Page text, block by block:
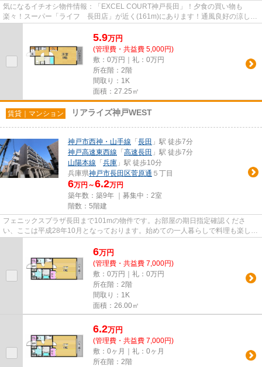
気になるイチオシ物件情報：「EXCEL COURT神戸長田」！夕食の買い物も
楽々！スーパー「ライフ 長田店」が近く(161m)にあります！通風良好の涼しく
5.9万円
(管理費・共益費 5,000円)
敷：0万円｜礼：0万円
所在階：2階
間取り：1K
面積：27.25㎡
賃貸｜マンション リアライズ神戸WEST
神戸市西神・山手線 「 長田 」駅 徒歩7分
神戸高速東西線 「 高速長田 」駅 徒歩7分
山陽本線 「 兵庫 」駅 徒歩10分
兵庫県神戸市長田区菅原通 ５丁目
6万円～6.2万円
築年数：築9年 ｜募集中： 2室
階数：5階建
フェニックスプラザ長田まで101mの物件です。お部屋の期日指定確認くださ
い、ここは平成28年10月となっております。始めての一人暮らしで料理も楽しみ
6万円
(管理費・共益費 7,000円)
敷：0万円｜礼：0万円
所在階：2階
間取り：1K
面積：26.00㎡
6.2万円
(管理費・共益費 7,000円)
敷：0ヶ月｜礼：0ヶ月
所在階：2階